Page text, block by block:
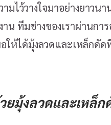
ไว้วางใจมาอย่างยาวนา
ทีมช่างของเราผ่านกา
ให้ได้มุ้งลวดและเหล็กดัด
มุ้งลวดและเหล็ก